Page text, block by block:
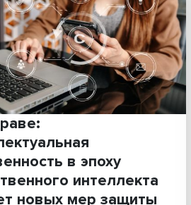
культура
и хейт: о чем
Цыпкин
со
правовые вопросы
наглядно объяснить с
искусства.
литературы, т......